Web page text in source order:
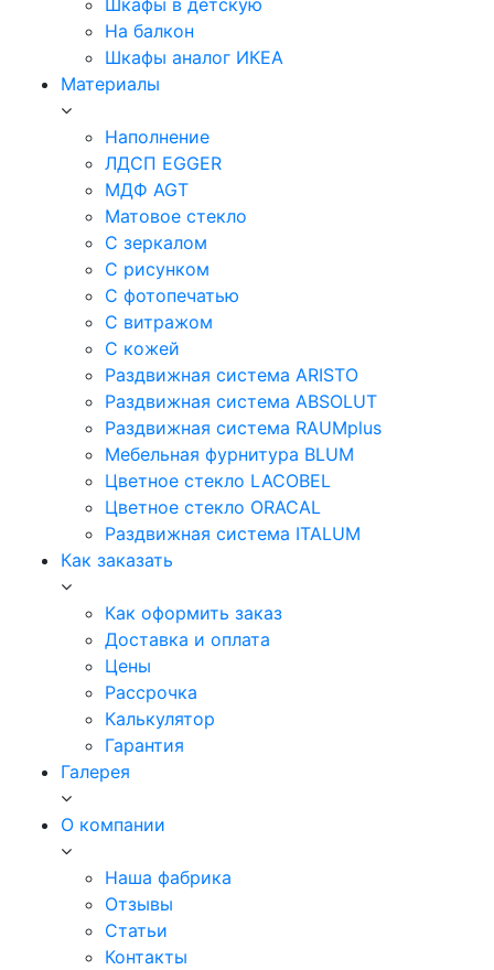
На балкон
Шкафы аналог ИКЕА
Материалы
Наполнение
ЛДСП EGGER
МДФ AGT
Матовое стекло
С зеркалом
С рисунком
С фотопечатью
С витражом
С кожей
Раздвижная система ARISTO
Раздвижная система ABSOLUT
Раздвижная система RAUMplus
Мебельная фурнитура BLUM
Цветное стекло LACOBEL
Цветное стекло ORACAL
Раздвижная система ITALUM
Как заказать
Как оформить заказ
Доставка и оплата
Цены
Рассрочка
Калькулятор
Гарантия
Галерея
О компании
Наша фабрика
Отзывы
Статьи
Контакты